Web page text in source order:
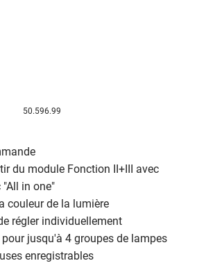
50.596.99
du module Fonction II+III avec
in one"
couleur de la lumière
régler individuellement
jusqu'à 4 groupes de lampes
enregistrables